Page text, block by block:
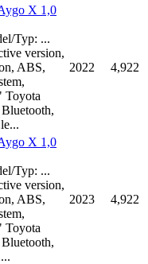
X 1,0
Typ: ...
version,
ABS,
Toyota
2022 4,922
X 1,0
Typ: ...
version,
ABS,
Toyota
2023 4,922